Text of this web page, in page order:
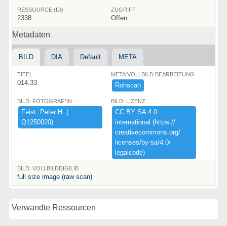
RESSOURCE (ID)
2338
ZUGRIFF
Offen
Metadaten
BILD DIA Default META
TITEL
014.33
META:VOLLBILD BEARBEITUNG
Rohscan
BILD: FOTOGRAF*IN
Feist,​ ​Peter ​H.​ ​(​
Q1250020)​
BILD: LIZENZ
CC ​BY ​SA ​4.​0 ​
international ​(​https:​/​/​
creativecommons.​org/​
licenses/​by-​sa/​4.​0/​
legalcode)​
BILD: VOLLBILDDIGILIB
full size image (raw scan)
Verwandte Ressourcen